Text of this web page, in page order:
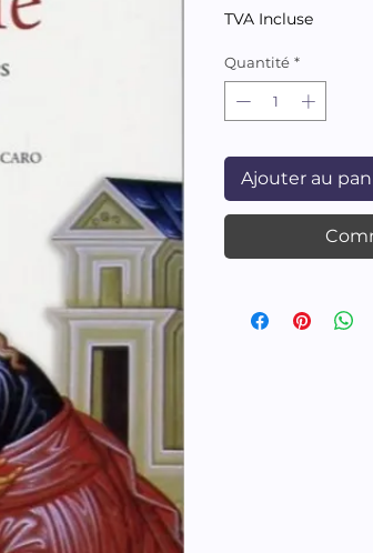
TVA Incluse
Quantité *
Ajouter au